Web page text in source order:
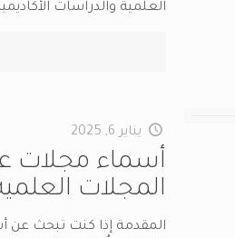
العلمية والدراسات
يناير 6, 2025
أسماء مجلات
المجلات
المقدمة إذا كنت تبحث عن